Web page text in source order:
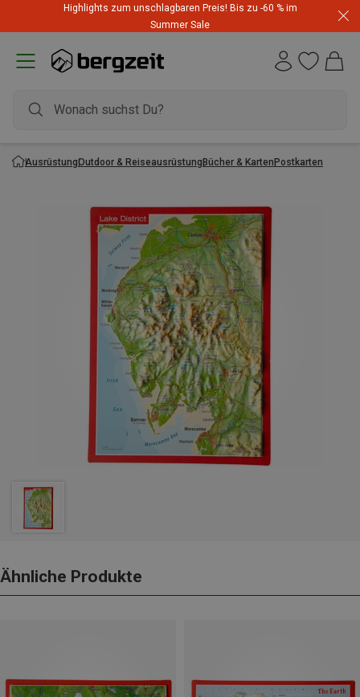
Highlights zum unschlagbaren Preis! Bis zu -60 % im
Summer Sale
AusrüstungOutdoor & ReiseausrüstungBücher & KartenPostkarten
Ähnliche Produkte